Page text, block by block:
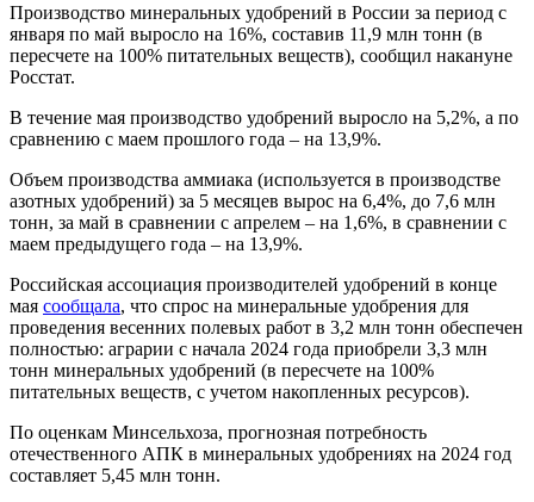
Производство минеральных удобрений в России за период с
января по май выросло на 16%, составив 11,9 млн тонн (в
пересчете на 100% питательных веществ), сообщил накануне
Росстат.
В течение мая производство удобрений выросло на 5,2%, а по
сравнению с маем прошлого года – на 13,9%.
Объем производства аммиака (используется в производстве
азотных удобрений) за 5 месяцев вырос на 6,4%, до 7,6 млн
тонн, за май в сравнении с апрелем – на 1,6%, в сравнении с
маем предыдущего года – на 13,9%.
Российская ассоциация производителей удобрений в конце
мая сообщала, что спрос на минеральные удобрения для
проведения весенних полевых работ в 3,2 млн тонн обеспечен
полностью: аграрии с начала 2024 года приобрели 3,3 млн
тонн минеральных удобрений (в пересчете на 100%
питательных веществ, с учетом накопленных ресурсов).
По оценкам Минсельхоза, прогнозная потребность
отечественного АПК в минеральных удобрениях на 2024 год
составляет 5,45 млн тонн.